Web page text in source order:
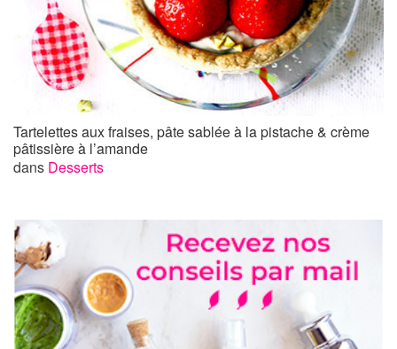
Tartelettes aux fraises, pâte sablée à la pistache & crème
pâtissière à l’amande
dans Desserts